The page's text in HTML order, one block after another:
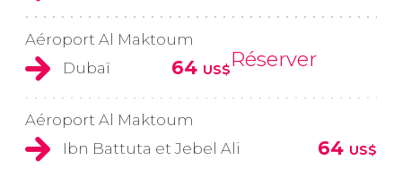
Aéroport Al Maktoum
Dubaï
64 US$Réserver
Aéroport Al Maktoum
Ibn Battuta et Jebel Ali
64 US$